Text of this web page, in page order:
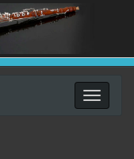
Toggle